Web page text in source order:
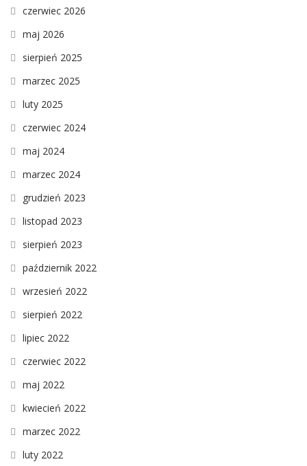
czerwiec 2026
maj 2026
sierpień 2025
marzec 2025
luty 2025
czerwiec 2024
maj 2024
marzec 2024
grudzień 2023
listopad 2023
sierpień 2023
październik 2022
wrzesień 2022
sierpień 2022
lipiec 2022
czerwiec 2022
maj 2022
kwiecień 2022
marzec 2022
luty 2022